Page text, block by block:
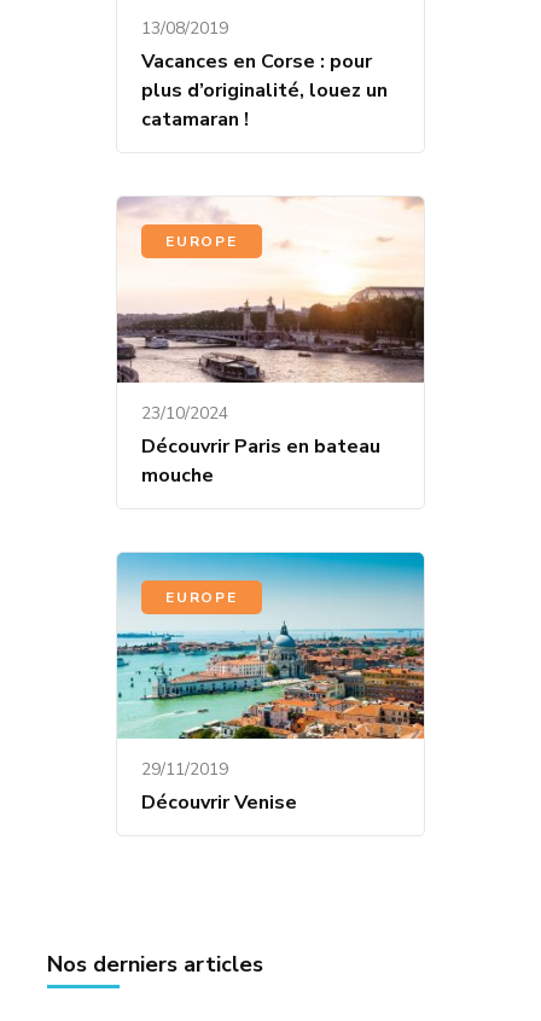
13/08/2019
Vacances en Corse : pour
plus d’originalité, louez un
catamaran !
EUROPE
23/10/2024
Découvrir Paris en bateau
mouche
EUROPE
29/11/2019
Découvrir Venise
Nos derniers articles